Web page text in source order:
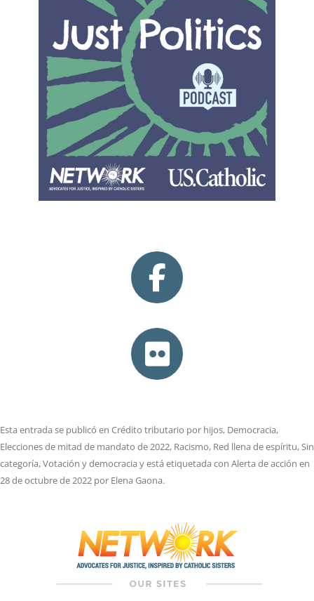
Esta entrada se publicó en Crédito tributario por hijos, Democracia,
Elecciones de mitad de mandato de 2022, Racismo, Red llena de espíritu,Sin
categoría,Votación y democracia y está etiquetada con Alerta de acción en
28 de octubre de 2022 por Elena Gaona.
entradas